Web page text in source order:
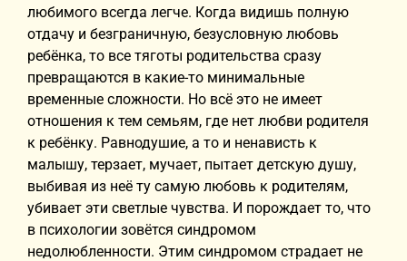
любимого всегда легче. Когда видишь полную
отдачу и безграничную, безусловную любовь
ребёнка, то все тяготы родительства сразу
превращаются в какие-то минимальные
временные сложности. Но всё это не имеет
отношения к тем семьям, где нет любви родителя
к ребёнку. Равнодушие, а то и ненависть к
малышу, терзает, мучает, пытает детскую душу,
выбивая из неё ту самую любовь к родителям,
убивает эти светлые чувства. И порождает то, что
в психологии зовётся синдромом
недолюбленности. Этим синдромом страдает не